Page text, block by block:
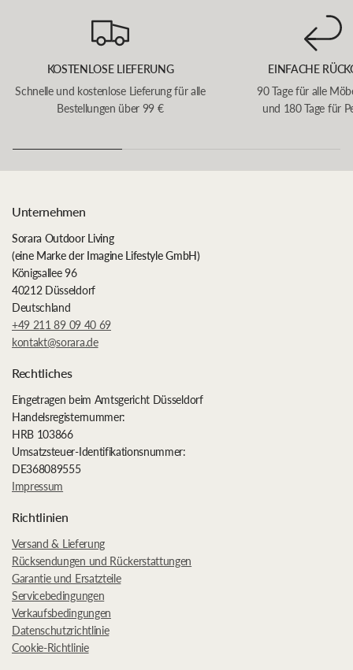
KOSTENLOSE LIEFERUNG
Schnelle und kostenlose Lieferung für alle
Bestellungen über 99 €
EINFACHE
90 Tage für alle
und 180 Tage für
Unternehmen
Sorara Outdoor Living
(eine Marke der Imagine Lifestyle GmbH)
Königsallee 96
40212 Düsseldorf
Deutschland
+49 211 89 09 40 69
kontakt@sorara.de
Rechtliches
Eingetragen beim Amtsgericht Düsseldorf
Handelsregisternummer:
HRB 103866
Umsatzsteuer-Identifikationsnummer:
DE368089555
Impressum
Richtlinien
Versand & Lieferung
Rücksendungen und Rückerstattungen
Garantie und Ersatzteile
Servicebedingungen
Verkaufsbedingungen
Datenschutzrichtlinie
Cookie-Richtlinie